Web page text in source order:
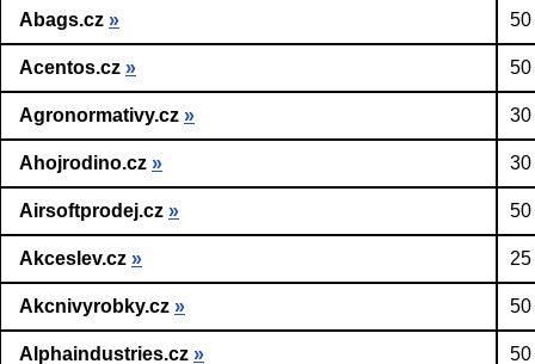
Abags.cz » 50
Acentos.cz » 50
Agronormativy.cz » 30
Ahojrodino.cz » 30
Airsoftprodej.cz » 50
Akceslev.cz »
Akcnivyrobky.cz » 50
Alphaindustries.cz » 50